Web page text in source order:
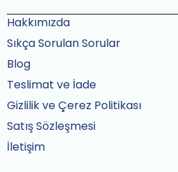
Hakkımızda
Sıkça Sorulan Sorular
Blog
Teslimat ve İade
Gizlilik ve Çerez Politikası
Satış Sözleşmesi
İletişim